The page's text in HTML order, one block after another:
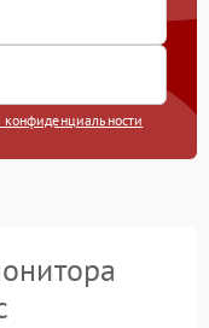
конфиденциальности